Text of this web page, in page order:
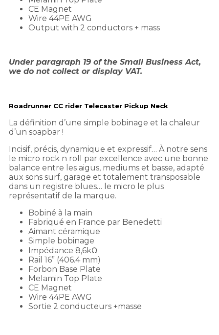
CE Magnet
Wire 44PE AWG
Output with 2 conductors + mass
Under paragraph 19 of the Small Business Act,
we do not collect or display VAT.
Roadrunner CC rider Telecaster Pickup Neck
La définition d’une simple bobinage et la chaleur
d’un soapbar !
Incisif, précis, dynamique et expressif… À notre sens
le micro rock n roll par excellence avec une bonne
balance entre les aigus, mediums et basse, adapté
aux sons surf, garage et totalement transposable
dans un registre blues… le micro le plus
représentatif de la marque.
Bobiné à la main
Fabriqué en France par Benedetti
Aimant céramique
Simple bobinage
Impédance 8,6kΩ
Rail 16” (406.4 mm)
Forbon Base Plate
Melamin Top Plate
CE Magnet
Wire 44PE AWG
Sortie 2 conducteurs +masse